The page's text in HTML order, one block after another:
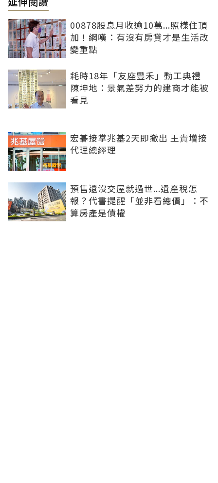
00878股息月收逾10萬...照樣住頂
加！網嘆：有沒有房貸才是生活改
變重點
耗時18年「友座豐禾」動工典禮
陳坤地：景氣差努力的建商才能被
看見
宏碁接掌兆基2天即撤出 王貴增接
代理總經理
預售還沒交屋就過世...遺產稅怎
報？代書提醒「並非看總價」：不
算房產是債權